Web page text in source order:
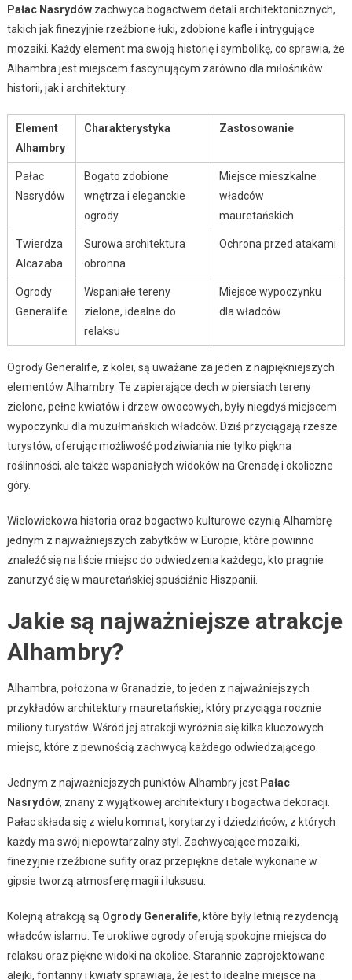
Pałac Nasrydówzachwyca bogactwem detali architektonicznych,
takich jak finezyjnie rzeźbione łuki, zdobione kafle i intrygujące
mozaiki. Każdy element ma swoją historię i symbolikę, co sprawia, że
Alhambra jest miejscem fascynującym zarówno dla miłośników
historii, jak i architektury.
Element
Alhambry
Charakterystyka Zastosowanie
Pałac
Nasrydów
Bogato zdobione
wnętrza i eleganckie
ogrody
Miejsce mieszkalne
władców
mauretańskich
Twierdza
Alcazaba
Surowa architektura
obronna
Ochrona przed atakami
Ogrody
Generalife
Wspaniałe tereny
zielone, idealne do
relaksu
Miejsce wypoczynku
dla władców
Ogrody Generalife, z kolei, są uważane za jeden z najpiękniejszych
elementów Alhambry. Te zapierające dech w piersiach tereny
zielone, pełne kwiatów i drzew owocowych, były niegdyś miejscem
wypoczynku dla muzułmańskich władców. Dziś przyciągają rzesze
turystów, oferując możliwość podziwiania nie tylko piękna
roślinności, ale także wspaniałych widoków na Grenadę i okoliczne
góry.
Wielowiekowa historia oraz bogactwo kulturowe czynią Alhambrę
jednym z najważniejszych zabytków w Europie, które powinno
znaleźć się na liście miejsc do odwiedzenia każdego, kto pragnie
zanurzyć się w mauretańskiej spuściźnie Hiszpanii.
Jakie są najważniejsze atrakcje
Alhambry?
Alhambra, położona w Granadzie, to jeden z najważniejszych
przykładów architektury mauretańskiej, który przyciąga rocznie
miliony turystów. Wśród jej atrakcji wyróżnia się kilka kluczowych
miejsc, które z pewnością zachwycą każdego odwiedzającego.
Jednym z najważniejszych punktów Alhambry jest Pałac
Nasrydów, znany z wyjątkowej architektury i bogactwa dekoracji.
Pałac składa się z wielu komnat, korytarzy i dziedzińców, z których
każdy ma swój niepowtarzalny styl. Zachwycające mozaiki,
finezyjnie rzeźbione sufity oraz przepiękne detale wykonane w
gipsie tworzą atmosferę magii i luksusu.
Kolejną atrakcją są Ogrody Generalife, które były letnią rezydencją
władców islamu. Te urokliwe ogrody oferują spokojne miejsca do
relaksu oraz piękne widoki na okolice. Starannie zaprojektowane
alejki, fontanny i kwiaty sprawiają, że jest to idealne miejsce na